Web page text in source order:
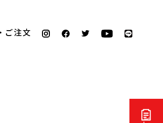
ご注文